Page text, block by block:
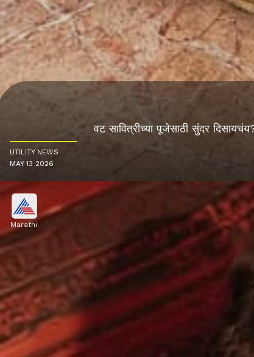
वट सावित्रीच्या पूजेसाठी सुंदर
UTILITY NEWS
MAY 13 2026
Marathi